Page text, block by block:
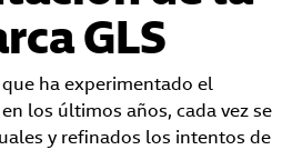
GLS
ha experimentado el
los últimos años, cada vez se
y refinados los intentos de